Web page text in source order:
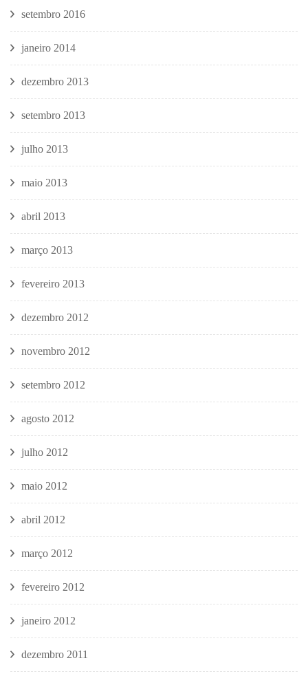
setembro 2016
janeiro 2014
dezembro 2013
setembro 2013
julho 2013
maio 2013
abril 2013
março 2013
fevereiro 2013
dezembro 2012
novembro 2012
setembro 2012
agosto 2012
julho 2012
maio 2012
abril 2012
março 2012
fevereiro 2012
janeiro 2012
dezembro 2011